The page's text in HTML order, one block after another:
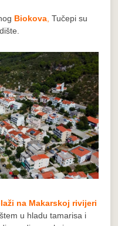
Biokova, Tučepi su
na Makarskoj rivijeri
u hladu tamarisa i